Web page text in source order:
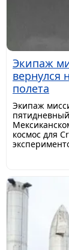
Экипаж
вернулся
полета
Экипаж
космос для